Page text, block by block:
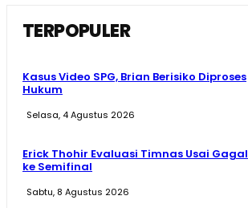
TERPOPULER
Kasus Video SPG, Brian Berisiko Diproses
Hukum
Selasa, 4 Agustus 2026
Erick Thohir Evaluasi Timnas Usai Gagal
ke Semifinal
Sabtu, 8 Agustus 2026